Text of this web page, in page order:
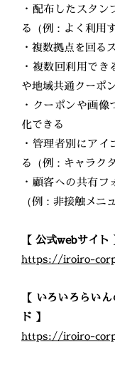
・配布したスタ
る（例：よく利用
・複数拠点を回る
・複数回利用で
や地域共通クーポン
・クーポンや画
化できる
・管理者別にア
る（例：キャラク
・顧客への共有
（例：非接触メニ
【 公式webサイト
https://iroiro-
【 いろいろらい
ド 】
https://iroiro-